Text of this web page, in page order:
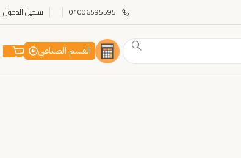
01006595595 تسجيل الدخول
القسم الصناعي